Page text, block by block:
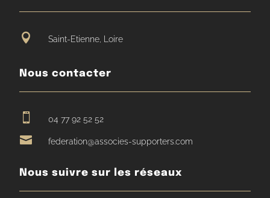
 Saint-Etienne, Loire
Nous contacter
 04 77 92 52 52
 federation@associes-supporters.com
Nous suivre sur les réseaux